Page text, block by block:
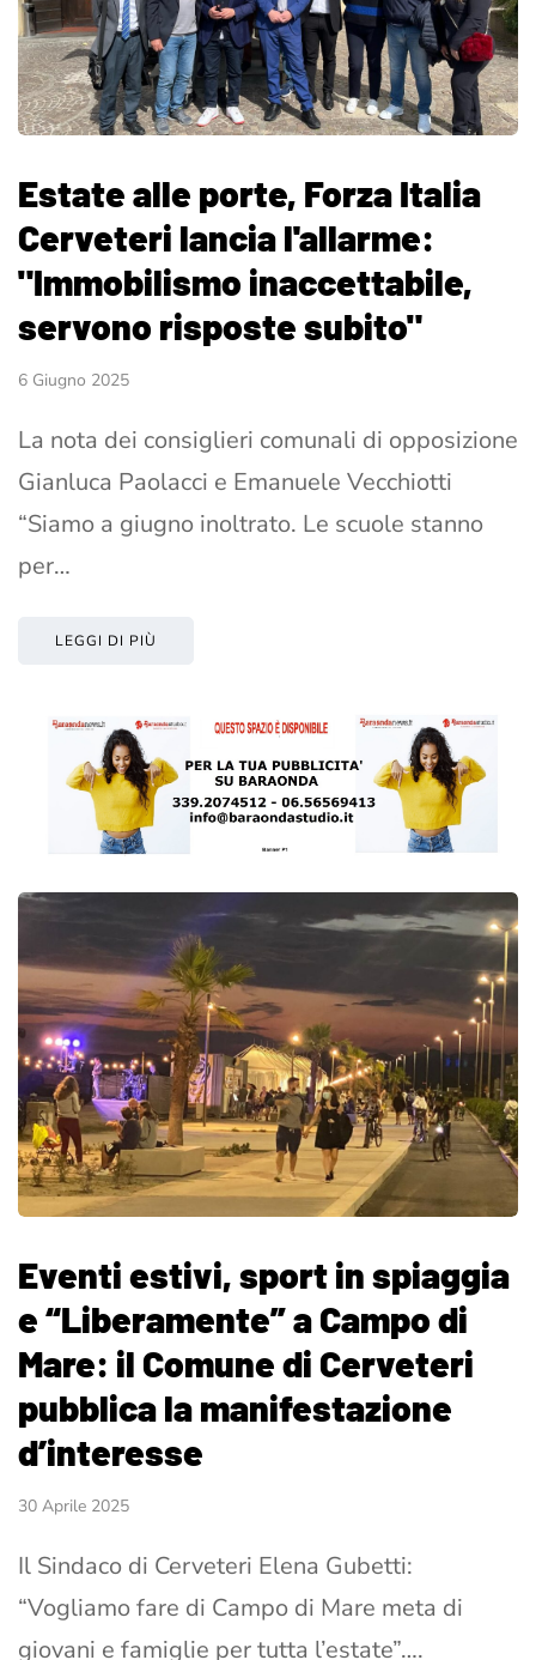
Estate alle porte, Forza Italia
Cerveteri lancia l'allarme:
"Immobilismo inaccettabile,
servono risposte subito"
6 Giugno 2025
La nota dei consiglieri comunali di opposizione
Gianluca Paolacci e Emanuele Vecchiotti
“Siamo a giugno inoltrato. Le scuole stanno
per…
LEGGI DI PIÙ
Eventi estivi, sport in spiaggia
e “Liberamente” a Campo di
Mare: il Comune di Cerveteri
pubblica la manifestazione
d’interesse
30 Aprile 2025
Il Sindaco di Cerveteri Elena Gubetti:
“Vogliamo fare di Campo di Mare meta di
giovani e famiglie per tutta l’estate”….